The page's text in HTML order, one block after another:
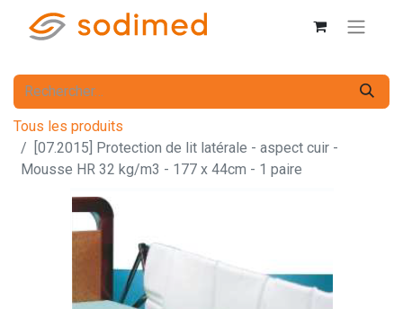
Tous les produits
[07.2015] Protection de lit latérale - aspect cuir -
Mousse HR 32 kg/m3 - 177 x 44cm - 1 paire